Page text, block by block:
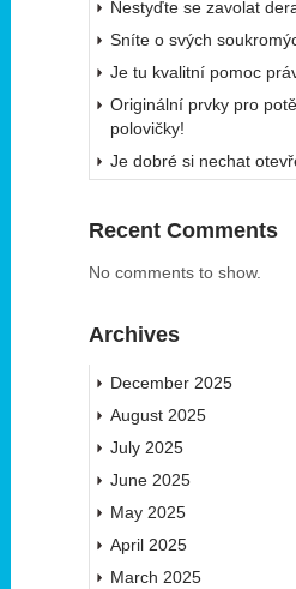
Nestyďte se zavolat
Sníte o svých
Je tu kvalitní pomoc
Originální prvky pro
polovičky!
Je dobré si nechat
Recent Comments
No comments to show.
Archives
December 2025
August 2025
July 2025
June 2025
May 2025
April 2025
March 2025